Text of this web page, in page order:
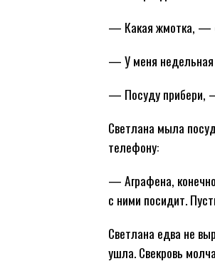
— Какая жмотка, —
— У меня
— Посуду прибери,
Светлана мыла
телефону:
— Аграфена,
с ними посидит.
Светлана едва не
ушла. Свекровь